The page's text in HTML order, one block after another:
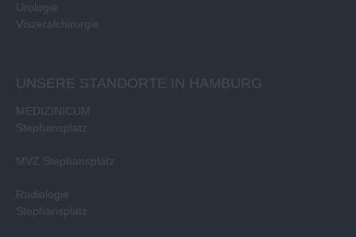
Urologie
Viszeralchirurgie
UNSERE STANDORTE IN HAMBURG
MEDIZINICUM
Stephansplatz
MVZ Stephansplatz
Radiologie
Stephansplatz